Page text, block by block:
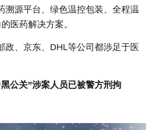
溯源平台、绿色温控包装、全程温
医药解决方案。
政、京东、DHL等公司都涉足于医
公关”涉案人员已被警方刑拘